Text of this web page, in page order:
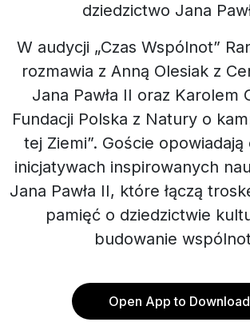
dziedzictwo Jana
W audycji „Czas Wspólnot”
rozmawia z Anną Olesiak z
Jana Pawła II oraz Karolem
Fundacji Polska z Natury o
tej Ziemi”. Goście
inicjatywach inspirowanych
Jana Pawła II, które łączą
pamięć o dziedzictwie
budowanie
Open App to Download